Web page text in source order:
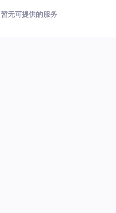
暂无可提供的服务